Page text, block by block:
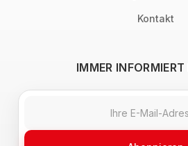
Kontakt
IMMER INFORMIERT